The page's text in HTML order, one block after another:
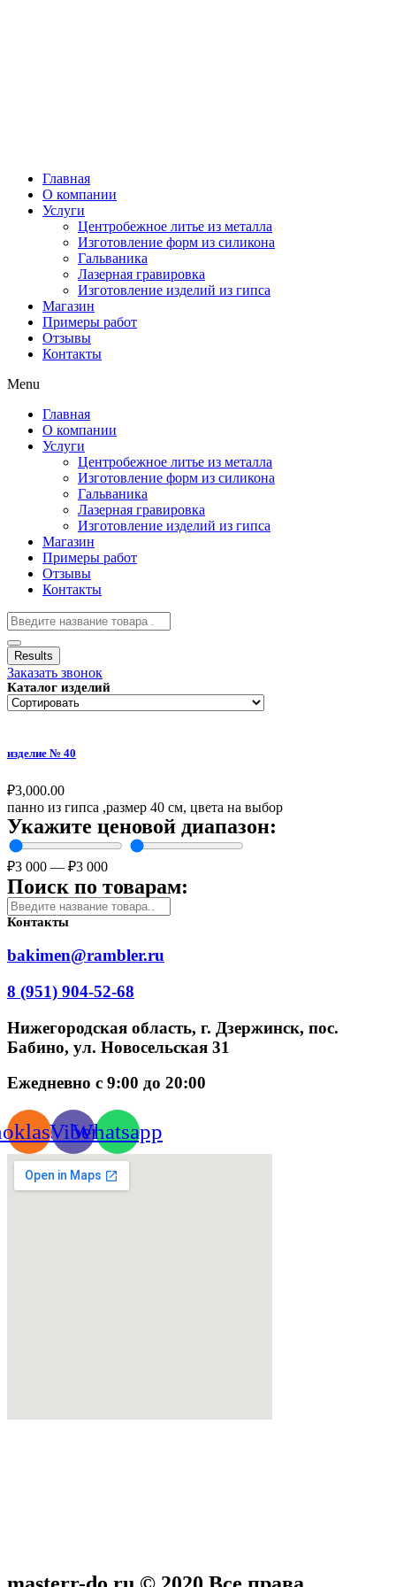
Главная
О компании
Услуги
Центробежное литье из металла
Изготовление форм из силикона
Гальваника
Лазерная гравировка
Изготовление изделий из гипса
Магазин
Примеры работ
Отзывы
Контакты
Menu
Главная
О компании
Услуги
Центробежное литье из металла
Изготовление форм из силикона
Гальваника
Лазерная гравировка
Изготовление изделий из гипса
Магазин
Примеры работ
Отзывы
Контакты
Results
Заказать звонок
Каталог изделий
изделие № 40
₽3,000.00
панно из гипса ,размер 40 см, цвета на выбор
Укажите ценовой диапазон:
₽3 000 — ₽3 000
Поиск по товарам:
Контакты
bakimen@rambler.ru
8 (951) 904-52-68
Нижегородская область, г. Дзержинск, пос.
Бабино, ул. Новосельская 31
Ежедневно с 9:00 до 20:00
ViberWhatsapp